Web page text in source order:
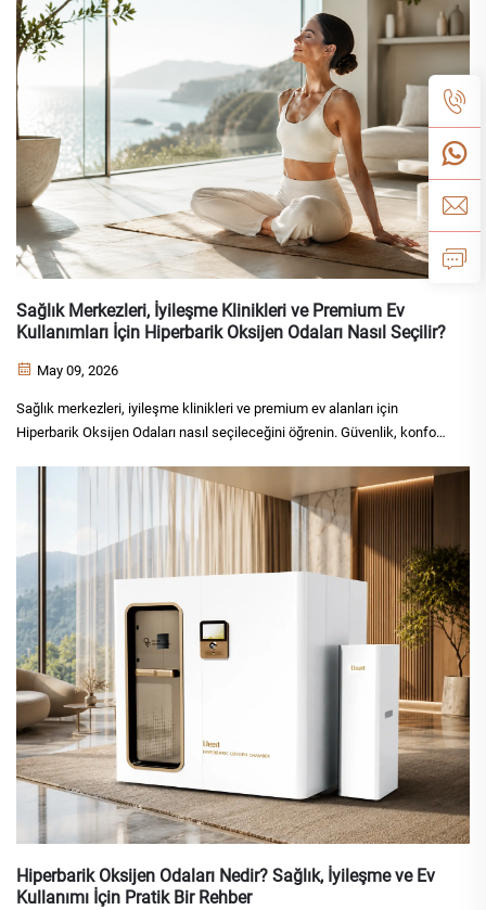
Sağlık Merkezleri, İyileşme Klinikleri ve Premium Ev
Kullanımları İçin Hiperbarik Oksijen Odaları Nasıl Seçilir?
May 09, 2026
Sağlık merkezleri, iyileşme klinikleri ve premium ev alanları için
Hiperbarik Oksijen Odaları nasıl seçileceğini öğrenin. Güvenlik, konfor,
karşılaştırma yapın.
Hiperbarik Oksijen Odaları Nedir? Sağlık, İyileşme ve Ev
Kullanımı İçin Pratik Bir Rehber